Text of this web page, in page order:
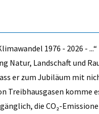
1976 - 2026 -
Natur, Landschaft und
er zum Jubiläum mit
Treibhausgasen komme
die CO₂-